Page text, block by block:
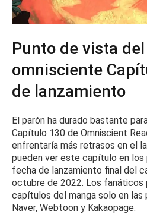
Punto de vista
omnisciente
de lanzamiento
El parón ha durado bastante
Capítulo 130 de Omniscient
enfrentaría más retrasos en el
pueden ver este capítulo en los
fecha de lanzamiento final del
octubre de 2022. Los fanáticos
capítulos del manga solo en las
Naver, Webtoon y Kakaopage.